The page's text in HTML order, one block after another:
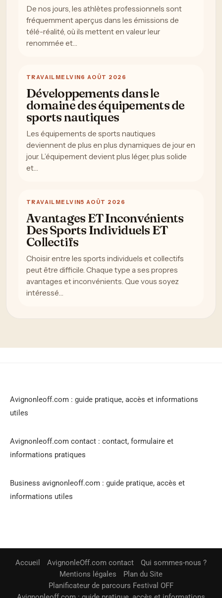
De nos jours, les athlètes professionnels sont
fréquemment aperçus dans les émissions de
télé-réalité, où ils mettent en valeur leur
renommée et…
TRAVAIL MELVIN6 AOÛT 2026
Développements dans le
domaine des équipements de
sports nautiques
Les équipements de sports nautiques
deviennent de plus en plus dynamiques de jour en
jour. L’équipement devient plus léger, plus solide
et…
TRAVAIL MELVIN5 AOÛT 2026
Avantages ET Inconvénients
Des Sports Individuels ET
Collectifs
Choisir entre les sports individuels et collectifs
peut être difficile. Chaque type a ses propres
avantages et inconvénients. Que vous soyez
intéressé…
Avignonleoff.com : guide pratique, accès et informations
utiles
Avignonleoff.com contact : contact, formulaire et
informations pratiques
Business avignonleoff.com : guide pratique, accès et
informations utiles
Accueil AvignonleOff.com contact
Qui sommes-nous ?
Mentions légales
Plan du Site
Planificateur de parcours Festival OFF